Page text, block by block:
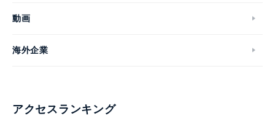
動画
海外企業
アクセスランキング